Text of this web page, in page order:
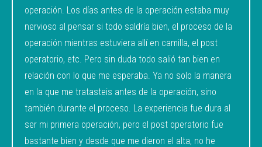
operación. Los días antes de la operación estaba muy
nervioso al pensar si todo saldría bien, el proceso de la
operación mientras estuviera allí en camilla, el post
operatorio, etc. Pero sin duda todo salió tan bien en
relación con lo que me esperaba. Ya no solo la manera
en la que me tratasteis antes de la operación, sino
también durante el proceso. La experiencia fue dura al
ser mi primera operación, pero el post operatorio fue
bastante bien y desde que me dieron el alta, no he